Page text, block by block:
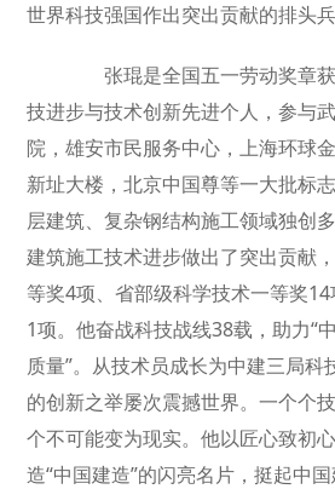
世界科技强国作出突出贡献的排头兵
张琨是全国五一劳动奖章获
技进步与技术创新先进个人，参与
院，雄安市民服务中心，上海环球
新址大楼，北京中国尊等一大批标
层建筑、复杂钢结构施工领域独创
建筑施工技术进步做出了突出贡献
等奖4项、省部级科学技术一等奖
1项。他奋战科技战线38载，助力“
质量”。从技术员成长为中建三局科
的创新之举屡次震撼世界。一个个
个不可能变为现实。他以匠心致初
造“中国建造”的闪亮名片，挺起中国